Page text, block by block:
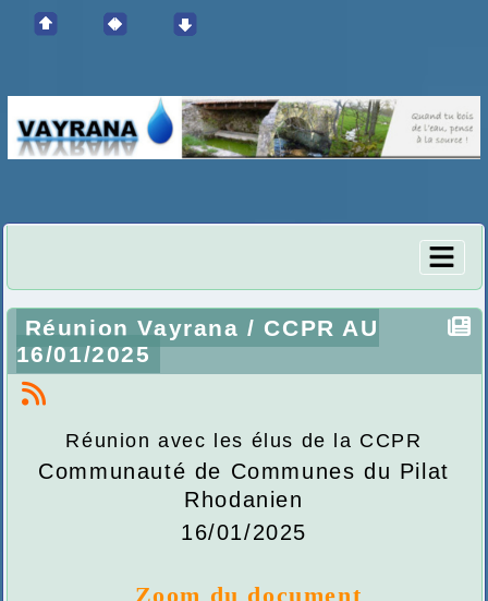
Réunion Vayrana / CCPR AU
16/01/2025
Réunion avec les élus de la CCPR
Communauté de Communes du Pilat
Rhodanien
16/01/2025
Zoom du document